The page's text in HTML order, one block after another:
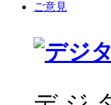
ご意見